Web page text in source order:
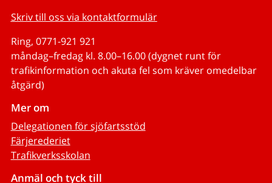
Skriv till oss via kontaktformulär
Ring, 0771-921 921
måndag–fredag kl. 8.00–16.00 (dygnet runt för
trafikinformation och akuta fel som kräver omedelbar
åtgärd)
Mer om
Delegationen för sjöfartsstöd
Färjerederiet
Trafikverksskolan
Anmäl och tyck till